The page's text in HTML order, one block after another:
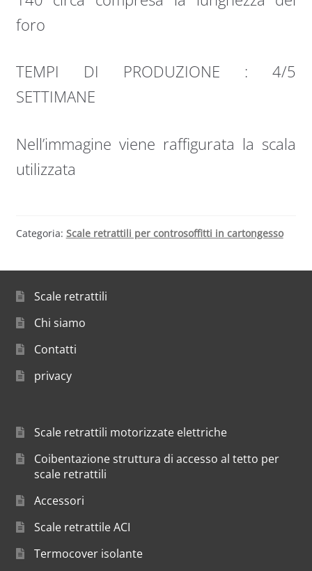
foro
TEMPI DI PRODUZIONE : 4/5
SETTIMANE
Nell’immagine viene raffigurata la scala
utilizzata
Categoria: Scale retrattili per controsoffitti in cartongesso
Scale retrattili
Chi siamo
Contatti
privacy
Scale retrattili motorizzate elettriche
Coibentazione struttura di accesso al tetto per
scale retrattili
Accessori
Scale retrattile ACI
Termocover isolante